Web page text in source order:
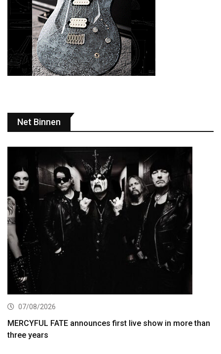
Net Binnen
07/08/2026
MERCYFUL FATE announces first live show in more than
three years